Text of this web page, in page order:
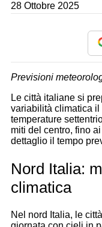
28 Ottobre 2025
Previsioni
Le città italiane si
variabilità climatica
temperature
miti del centro, fino
dettaglio il tempo
Nord Italia:
climatica
Nel nord Italia, le